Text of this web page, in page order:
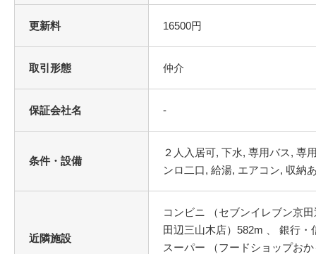
更新料 16500円
取引形態 仲介
保証会社名 -
条件・設備
近隣施設
コンビニ （セブンイレブン京
田辺三山木店）582m 、 銀行
スーパー （フードショップお